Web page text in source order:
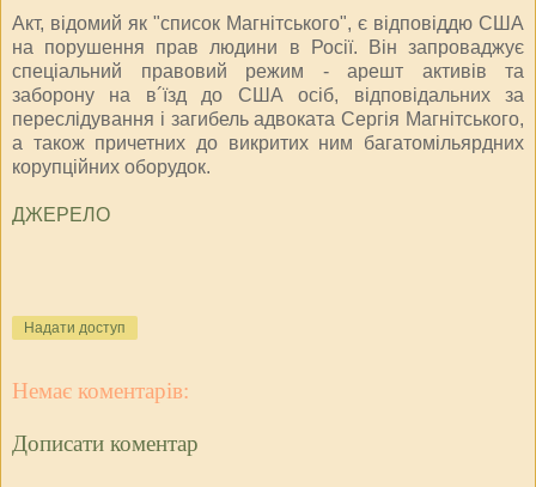
Акт, відомий як "список Магнітського", є відповіддю США
на порушення прав людини в Росії. Він запроваджує
спеціальний правовий режим - арешт активів та
заборону на в´їзд до США осіб, відповідальних за
переслідування і загибель адвоката Сергія Магнітського,
а також причетних до викритих ним багатомільярдних
корупційних оборудок.
ДЖЕРЕЛО
Надати доступ
Немає коментарів:
Дописати коментар